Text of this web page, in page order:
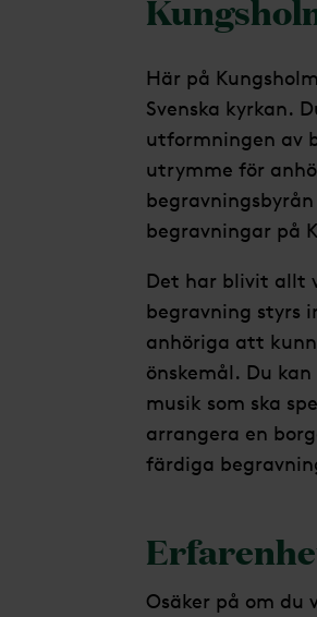
Här på
Svenska kyrkan.
utformningen av
utrymme för
begravningar på
Det har blivit allt
begravning styrs
anhöriga att
önskemål. Du
musik som ska
arrangera en
färdiga
Osäker på om du